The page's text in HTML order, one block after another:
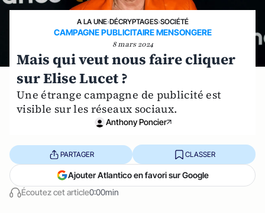
A LA UNE›DÉCRYPTAGES›SOCIÉTÉ
CAMPAGNE PUBLICITAIRE MENSONGERE
8 mars 2024
Mais qui veut nous faire cliquer
sur Elise Lucet ?
Une étrange campagne de publicité est
visible sur les réseaux sociaux.
Anthony Poncier
Écoutez cet article0:00min
PARTAGER CLASSER
Ajouter Atlantico en favori sur Google